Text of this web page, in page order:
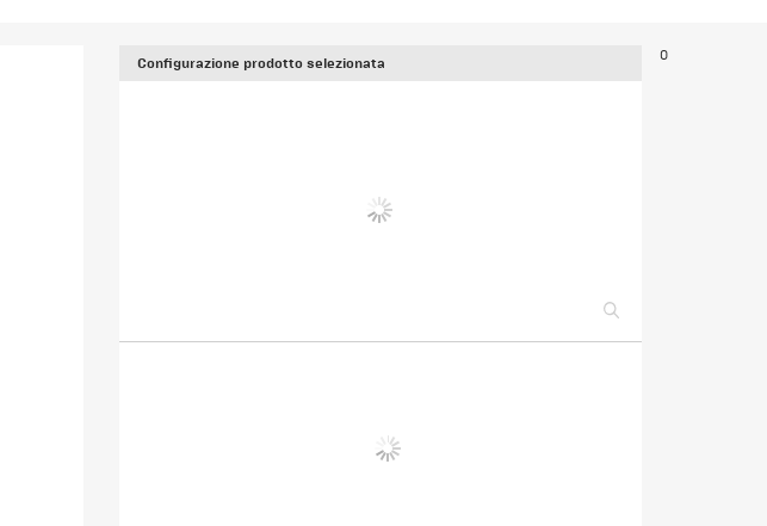
Configurazione prodotto selezionata 0